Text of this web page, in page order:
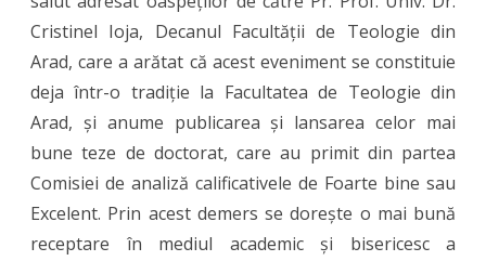
din
Arad
Cristinel Ioja, Decanul Facultății de Teologie din
Arad, care a arătat că acest eveniment se constituie
deja într-o tradiție la Facultatea de Teologie din
Arad, și anume publicarea și lansarea celor mai
bune teze de doctorat, care au primit din partea
Comisiei de analiză calificativele de Foarte bine sau
Excelent. Prin acest demers se dorește o mai bună
receptare în mediul academic și bisericesc a